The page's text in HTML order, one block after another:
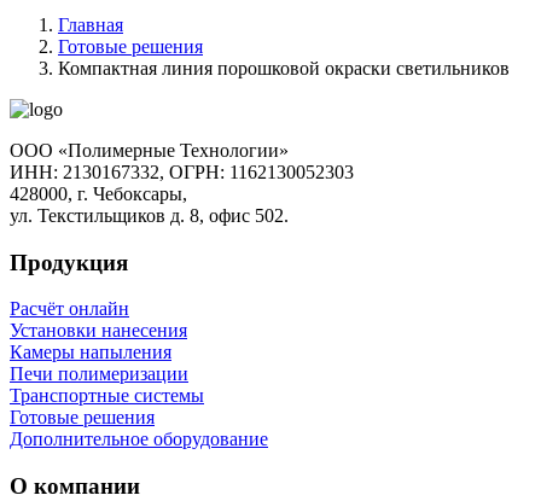
Главная
Готовые решения
Компактная линия порошковой окраски светильников
ООО «Полимерные Технологии»
ИНН: 2130167332, ОГРН: 1162130052303
428000, г. Чебоксары,
ул. Текстильщиков д. 8, офис 502.
Продукция
Расчёт онлайн
Установки нанесения
Камеры напыления
Печи полимеризации
Транспортные системы
Готовые решения
Дополнительное оборудование
О компании